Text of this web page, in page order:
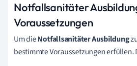
Notfallsanitäter
Voraussetzungen
Um dieNotfallsanitäter Ausbildung
bestimmte Voraussetzungen erfüllen.